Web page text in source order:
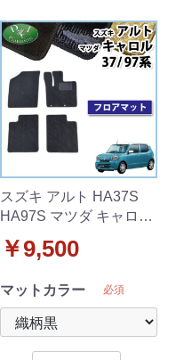
スズキ アルト HA37S
HA97S マツダ キャロル
ット カーマット 織柄シ
￥9,500
マットカラー 必須